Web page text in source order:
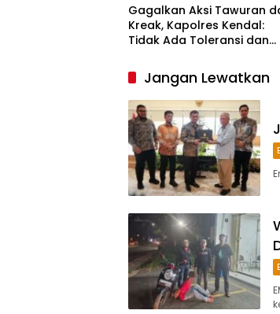
Gagalkan Aksi Tawuran
Kreak, Kapolres Kendal:
Tidak Ada Toleransi dan
Kejahatan Jalanan
Jangan Lewatkan